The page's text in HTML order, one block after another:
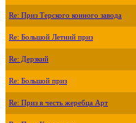
Re: Приз Терского конного завода
Re: Большой Летний приз
Re: Дерзкий
Re: Большой приз
Re: Приз в честь жеребца Арт